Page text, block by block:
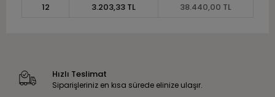
12
3.203,33 TL 38.440,00 TL
Hızlı Teslimat
Siparişleriniz en kısa sürede elinize ulaşır.